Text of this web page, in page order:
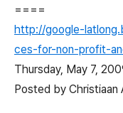
====
http://google-
ces-for-non-profit-
Thursday, May 7,
Posted by Christiaan